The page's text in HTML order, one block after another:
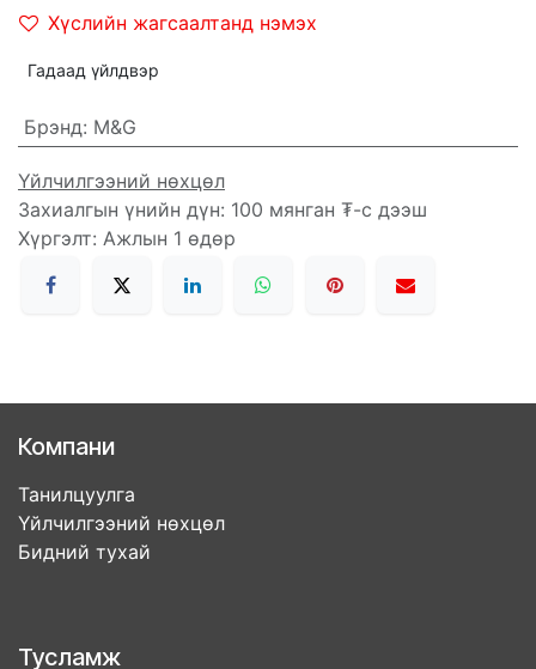
Хүслийн жагсаалтанд нэмэх
Гадаад үйлдвэр
Брэнд: M&G
Үйлчилгээний нөхцөл
Захиалгын үнийн дүн: 100 мянган ₮-с дээш
Хүргэлт: Ажлын 1 өдөр
Компани
Танилцуулга
Үйлчилгээний нөхцөл
Бидний тухай
Тусламж